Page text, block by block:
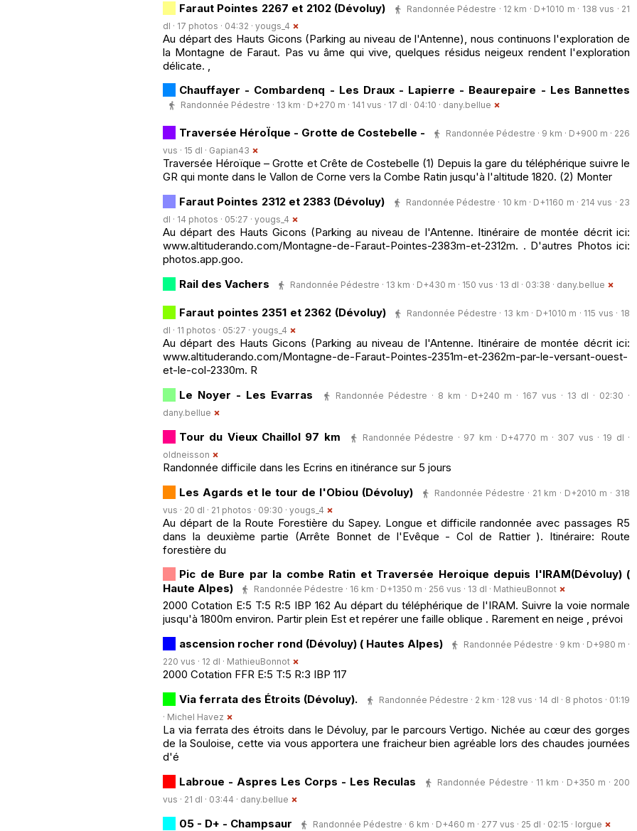
Faraut Pointes 2267 et 2102 (Dévoluy)
Randonnée Pédestre · 12 km · D+1010 m · 138 vus · 21
dl · 17 photos · 04:32 · yougs_4
Au départ des Hauts Gicons (Parking au niveau de l'Antenne), nous continuons l'exploration de
la Montagne de Faraut. Pas vu âme qui vive, quelques résidus neigeux rendent l'exploration
délicate. ,
Chauffayer - Combardenq - Les Draux - Lapierre - Beaurepaire - Les Bannettes
Randonnée Pédestre · 13 km · D+270 m · 141 vus · 17 dl · 04:10 · dany.bellue
Traversée HéroÏque - Grotte de Costebelle -
Randonnée Pédestre · 9 km · D+900 m · 226
vus · 15 dl · Gapian43
Traversée Héroïque – Grotte et Crête de Costebelle (1) Depuis la gare du téléphérique suivre le
GR qui monte dans le Vallon de Corne vers la Combe Ratin jusqu'à l'altitude 1820. (2) Monter
Faraut Pointes 2312 et 2383 (Dévoluy)
Randonnée Pédestre · 10 km · D+1160 m · 214 vus · 23
dl · 14 photos · 05:27 · yougs_4
Au départ des Hauts Gicons (Parking au niveau de l'Antenne. Itinéraire de montée décrit ici:
www.altituderando.com/Montagne-de-Faraut-Pointes-2383m-et-2312m. . D'autres Photos ici:
photos.app.goo.
Rail des Vachers
Randonnée Pédestre · 13 km · D+430 m · 150 vus · 13 dl · 03:38 · dany.bellue
Faraut pointes 2351 et 2362 (Dévoluy)
Randonnée Pédestre · 13 km · D+1010 m · 115 vus · 18
dl · 11 photos · 05:27 · yougs_4
Au départ des Hauts Gicons (Parking au niveau de l'Antenne. Itinéraire de montée décrit ici:
www.altituderando.com/Montagne-de-Faraut-Pointes-2351m-et-2362m-par-le-versant-ouest-
et-le-col-2330m. R
Le Noyer - Les Evarras
Randonnée Pédestre · 8 km · D+240 m · 167 vus · 13 dl · 02:30 ·
dany.bellue
Tour du Vieux Chaillol 97 km
Randonnée Pédestre · 97 km · D+4770 m · 307 vus · 19 dl ·
oldneisson
Randonnée difficile dans les Ecrins en itinérance sur 5 jours
Les Agards et le tour de l'Obiou (Dévoluy)
Randonnée Pédestre · 21 km · D+2010 m · 318
vus · 20 dl · 21 photos · 09:30 · yougs_4
Au départ de la Route Forestière du Sapey. Longue et difficile randonnée avec passages R5
dans la deuxième partie (Arrête Bonnet de l'Evêque - Col de Rattier ). Itinéraire: Route
forestière du
Pic de Bure par la combe Ratin et Traversée Heroique depuis l'IRAM(Dévoluy) (
Haute Alpes)
Randonnée Pédestre · 16 km · D+1350 m · 256 vus · 13 dl · MathieuBonnot
2000 Cotation E:5 T:5 R:5 IBP 162 Au départ du téléphérique de l'IRAM. Suivre la voie normale
jusqu'à 1800m environ. Partir plein Est et repérer une faille oblique . Rarement en neige , prévoi
ascension rocher rond (Dévoluy) ( Hautes Alpes)
Randonnée Pédestre · 9 km · D+980 m ·
220 vus · 12 dl · MathieuBonnot
2000 Cotation FFR E:5 T:5 R:3 IBP 117
Via ferrata des Étroits (Dévoluy).
Randonnée Pédestre · 2 km · 128 vus · 14 dl · 8 photos · 01:19
· Michel Havez
La via ferrata des étroits dans le Dévoluy, par le parcours Vertigo. Nichée au cœur des gorges
de la Souloise, cette via vous apportera une fraicheur bien agréable lors des chaudes journées
d'é
Labroue - Aspres Les Corps - Les Reculas
Randonnée Pédestre · 11 km · D+350 m · 200
vus · 21 dl · 03:44 · dany.bellue
05 - D+ - Champsaur Randonnée Pédestre · 6 km · D+460 m · 277 vus · 25 dl · 02:15 · lorgue